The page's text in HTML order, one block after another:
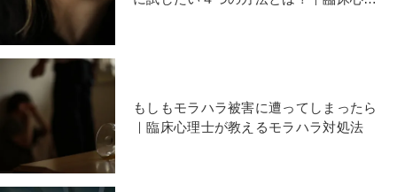
もしもモラハラ被害に遭ってしまったら
｜臨床心理士が教えるモラハラ対処法